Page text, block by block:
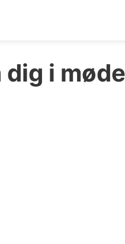
dig i møde